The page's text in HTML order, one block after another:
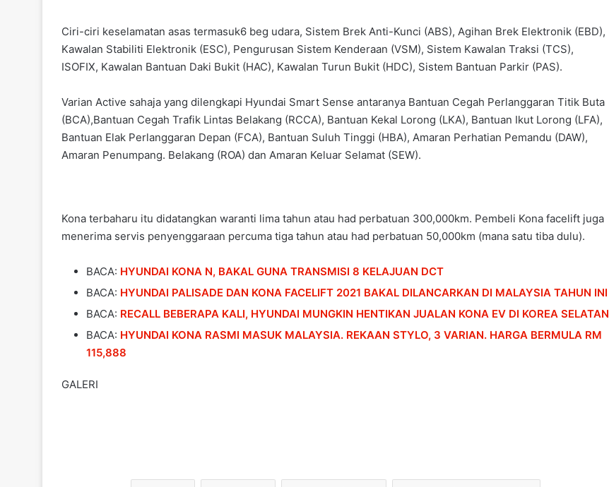
Ciri-ciri keselamatan asas termasuk6 beg udara, Sistem Brek Anti-Kunci (ABS), Agihan Brek Elektronik (EBD),
Kawalan Stabiliti Elektronik (ESC), Pengurusan Sistem Kenderaan (VSM), Sistem Kawalan Traksi (TCS),
ISOFIX, Kawalan Bantuan Daki Bukit (HAC), Kawalan Turun Bukit (HDC), Sistem Bantuan Parkir (PAS).
Varian Active sahaja yang dilengkapi Hyundai Smart Sense antaranya Bantuan Cegah Perlanggaran Titik Buta
(BCA),Bantuan Cegah Trafik Lintas Belakang (RCCA), Bantuan Kekal Lorong (LKA), Bantuan Ikut Lorong (LFA),
Bantuan Elak Perlanggaran Depan (FCA), Bantuan Suluh Tinggi (HBA), Amaran Perhatian Pemandu (DAW),
Amaran Penumpang. Belakang (ROA) dan Amaran Keluar Selamat (SEW).
Kona terbaharu itu didatangkan waranti lima tahun atau had perbatuan 300,000km. Pembeli Kona facelift juga
menerima servis penyenggaraan percuma tiga tahun atau had perbatuan 50,000km (mana satu tiba dulu).
BACA: HYUNDAI KONA N, BAKAL GUNA TRANSMISI 8 KELAJUAN DCT
BACA: HYUNDAI PALISADE DAN KONA FACELIFT 2021 BAKAL DILANCARKAN DI MALAYSIA TAHUN INI
BACA: RECALL BEBERAPA KALI, HYUNDAI MUNGKIN HENTIKAN JUALAN KONA EV DI KOREA SELATAN
BACA: HYUNDAI KONA RASMI MASUK MALAYSIA. REKAAN STYLO, 3 VARIAN. HARGA BERMULA RM
115,888
GALERI
SANGGUP BELI MOTOSIKAL, ALAT